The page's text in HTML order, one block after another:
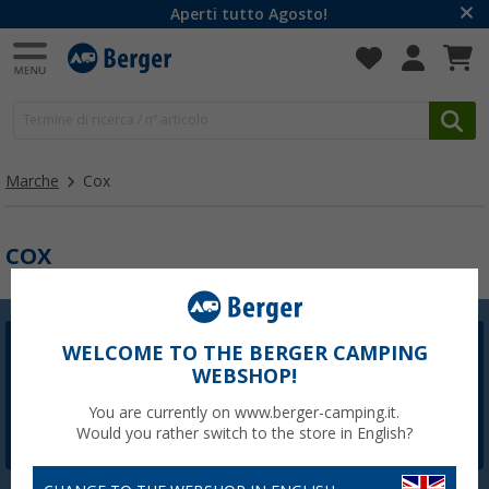
Aperti tutto Agosto!
Marche Cox
COX
Newsletter Berger
La registrazione alla newsletter non è attualmente
disponibile. Risolveremo il problema il prima possibile.
WELCOME TO THE BERGER CAMPING
WEBSHOP!
You are currently on www.berger-camping.it.
Would you rather switch to the store in English?